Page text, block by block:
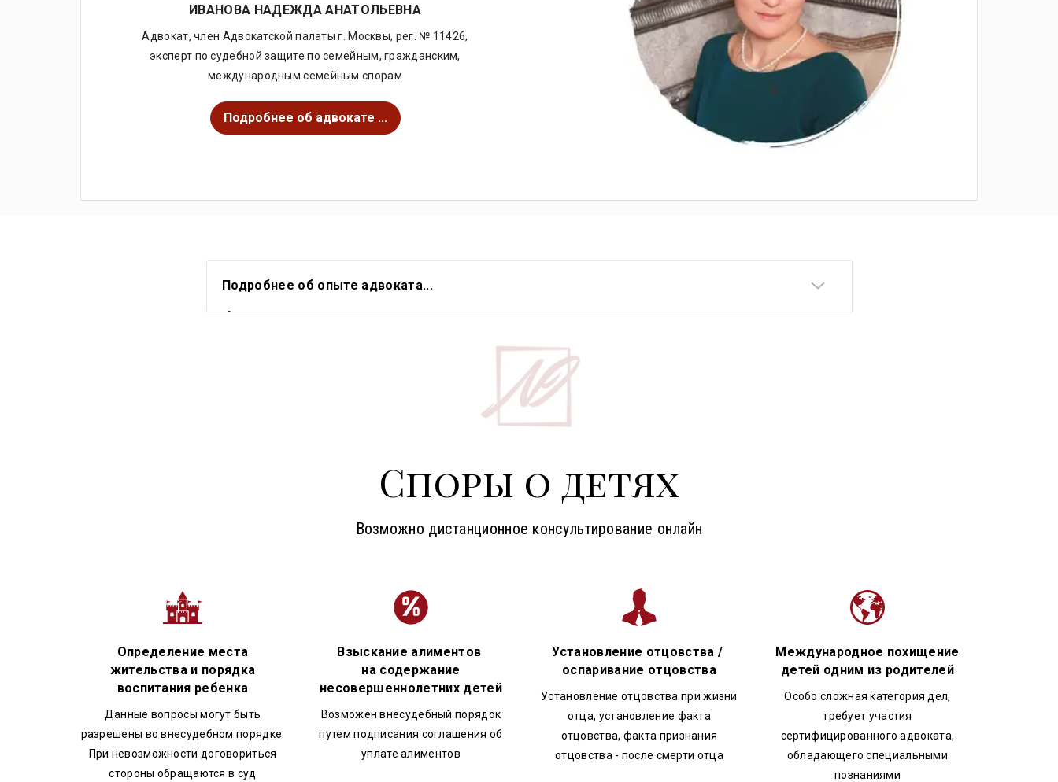
ИВАНОВА НАДЕЖДА АНАТОЛЬЕВНА
Адвокат, член Адвокатской палаты г. Москвы, рег. № 11426,
эксперт по судебной защите по семейным, гражданским,
международным семейным спорам
Подробнее об адвокате ...
Подробнее об опыте адвоката...
Более 8 лет адвокатской деятельности по ведению семейных, наследственных, гражданских дел;
С 2017 года включена в состав экспертов-адвокатов pro bono Координационного совета Общественной палаты
РФ по рассмотрению спорных случаев отобрания детей из семей;
С 2017 года рекомендована Федеральной палатой адвокатов РФ Центральному органу РФ и включена в состав
С 2018 года тренер юридических образовательных программ для юристов (программа HELP Совета Европы)
Юридический стаж - более 20 летСпоры о детях
Возможно дистанционное консультирование онлайн
Определение места
жительства и порядка
воспитания ребенка
Данные вопросы могут быть
разрешены во внесудебном порядке.
При невозможности договориться
стороны обращаются в суд
Взыскание алиментов
на содержание
несовершеннолетних детей
Возможен внесудебный порядок
путем подписания соглашения об
уплате алиментов
Установление отцовства /
оспаривание отцовства
Установление отцовства при жизни
отца, установление факта
отцовства, факта признания
отцовства - после смерти отца
Международное похищение
детей одним из родителей
Особо сложная категория дел,
требует участия
сертифицированного адвоката,
обладающего специальными
познаниями